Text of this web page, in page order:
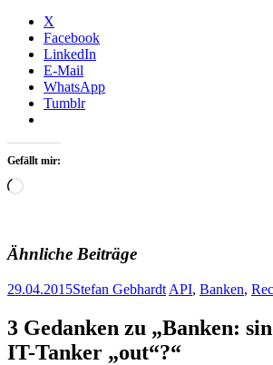
X
Facebook
LinkedIn
E-Mail
WhatsApp
Tumblr
Gefällt mir:
Wird
Ähnliche Beiträge
29.04.2015Stefan Gebhardt API, Banken,
Navigation
3 Gedanken zu „Banken:
IT-Tanker „out“?“